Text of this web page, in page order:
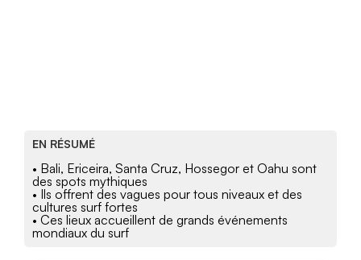
EN RÉSUMÉ
• Bali, Ericeira, Santa Cruz, Hossegor et Oahu sont
des spots mythiques
• Ils offrent des vagues pour tous niveaux et des
cultures surf fortes
• Ces lieux accueillent de grands événements
mondiaux du surf